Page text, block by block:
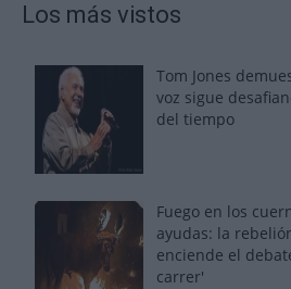
Los más vistos
Tom Jones
voz sigue
del tiempo
Fuego en los
ayudas: la
enciende el
carrer'